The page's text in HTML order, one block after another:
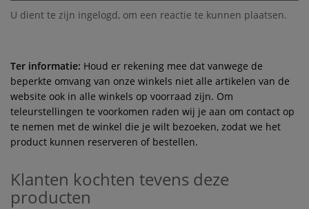
U dient te zijn ingelogd, om een reactie te kunnen plaatsen.
Ter informatie: Houd er rekening mee dat vanwege de
beperkte omvang van onze winkels niet alle artikelen van de
website ook in alle winkels op voorraad zijn. Om
teleurstellingen te voorkomen raden wij je aan om contact op
te nemen met de winkel die je wilt bezoeken, zodat we het
product kunnen reserveren of bestellen.
Klanten kochten tevens deze
producten